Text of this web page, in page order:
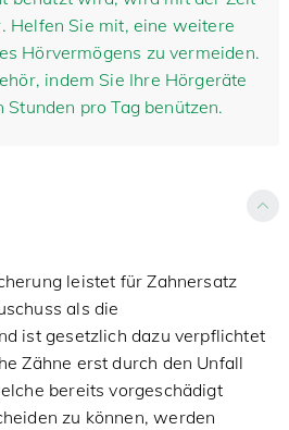
Helfen Sie mit, eine weitere
Hörvermögens zu vermeiden.
indem Sie Ihre Hörgeräte
Stunden pro Tag benützen.
leistet für Zahnersatz
als die
ist gesetzlich dazu verpflichtet
Zähne erst durch den Unfall
bereits vorgeschädigt
zu können, werden